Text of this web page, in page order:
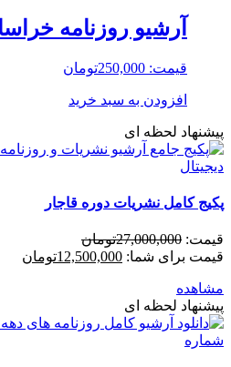
آرشیو روزنامه خراسان
قیمت: 250,000تومان
افزودن به سبد خرید
پیشنهاد لحظه ای
پکیج کامل نشریات دوره قاجار
قیمت: 27,000,000تومان
قیمت برای شما: 12,500,000تومان
مشاهده
پیشنهاد لحظه ای